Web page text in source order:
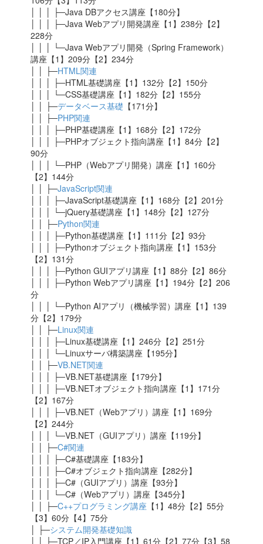
│ │ │ ├─Java DBアクセス講座【180分】
│ │ │ ├─Java Webアプリ開発講座【1】238分【2】
228分
│ │ │ └─Java Webアプリ開発（Spring Framework）
講座 【1】209分【2】234分
│ │ ├─HTML関連
│ │ │ ├─HTML基礎講座【1】132分【2】150分
│ │ │ └─CSS基礎講座【1】182分【2】155分
│ │ ├─データベース基礎 【171分】
│ │ ├─PHP関連
│ │ │ ├─PHP基礎講座【1】168分【2】172分
│ │ │ ├─PHPオブジェクト指向講座【1】84分【2】
90分
│ │ │ └─PHP（Webアプリ開発）講座【1】160分
【2】144分
│ │ ├─JavaScript関連
│ │ │ ├─JavaScript基礎講座【1】168分【2】201分
│ │ │ └─jQuery基礎講座【1】148分【2】127分
│ │ ├─Python関連
│ │ │ ├─Python基礎講座【1】111分【2】93分
│ │ │ ├─Pythonオブジェクト指向講座【1】153分
【2】131分
│ │ │ ├─Python GUIアプリ講座【1】88分【2】86分
│ │ │ ├─Python Webアプリ講座【1】194分【2】206
分
│ │ │ └─Python AIアプリ（機械学習）講座【1】139
分【2】179分
│ │ ├─Linux関連
│ │ │ ├─Linux基礎講座【1】246分【2】251分
│ │ │ └─Linuxサーバ構築講座【195分】
│ │ ├─VB.NET関連
│ │ │ ├─VB.NET基礎講座【179分】
│ │ │ ├─VB.NETオブジェクト指向講座【1】171分
【2】167分
│ │ │ ├─VB.NET（Webアプリ）講座【1】169分
【2】244分
│ │ │ └─VB.NET（GUIアプリ）講座【119分】
│ │ ├─C#関連
│ │ │ ├─C#基礎講座【183分】
│ │ │ ├─C#オブジェクト指向講座【282分】
│ │ │ ├─C#（GUIアプリ）講座【93分】
│ │ │ └─C#（Webアプリ）講座【345分】
│ │ ├─C++プログラミング講座 【1】48分【2】55分
【3】60分【4】75分
│ ├─システム開発基礎知識
│ │ ├─TCP／IP入門講座【1】61分【2】77分【3】58